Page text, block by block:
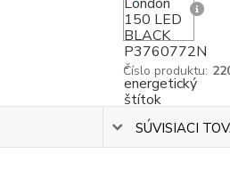
Číslo produktu:
SÚVISIACI